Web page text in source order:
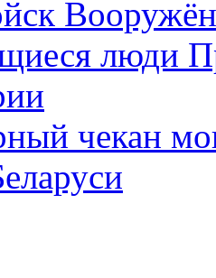
люди
чекан